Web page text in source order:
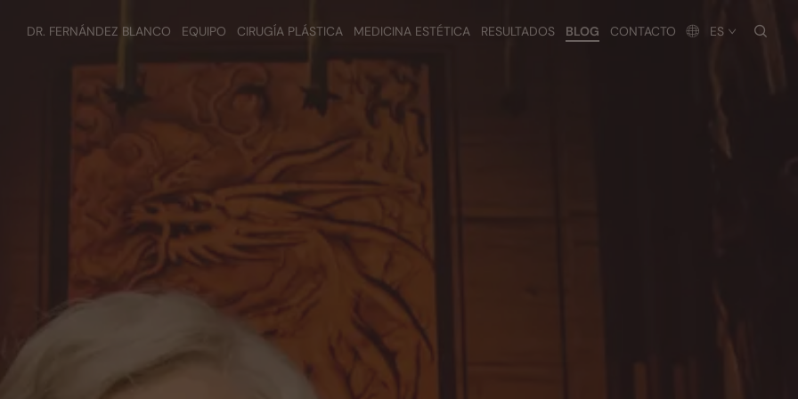
DR. FERNÁNDEZ BLANCO EQUIPO CIRUGÍA PLÁSTICA MEDICINA ESTÉTICA RESULTADOS BLOG CONTACTO ES